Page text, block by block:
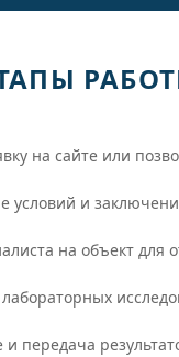
на сайте или
условий и
на объект для
передача